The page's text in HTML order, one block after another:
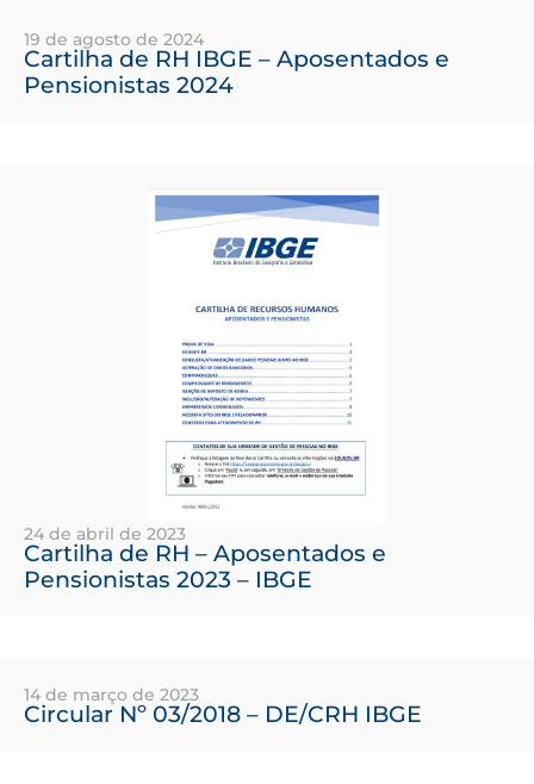
19 de agosto de 2024
Cartilha de RH IBGE – Aposentados e
Pensionistas 2024
24 de abril de 2023
Cartilha de RH – Aposentados e
Pensionistas 2023 – IBGE
14 de março de 2023
Circular Nº 03/2018 – DE/CRH IBGE